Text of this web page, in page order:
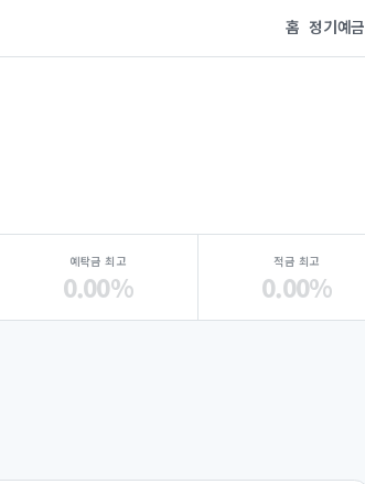
홈 정기예금
예탁금 최고
0.00%
적금 최고
0.00%